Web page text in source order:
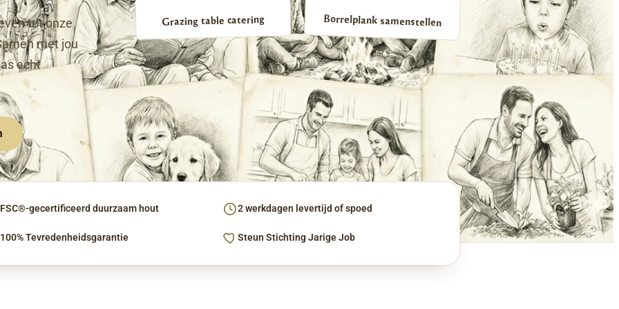
tot onze
met jou
echt
Grazing table catering Borrelplank samenstellen
FSC®-gecertificeerd duurzaam hout 2 werkdagen levertijd of spoed
100% Tevredenheidsgarantie Steun Stichting Jarige Job